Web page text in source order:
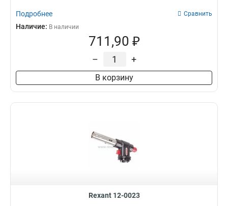
Подробнее Сравнить
Наличие: В наличии
711,90 ₽
– +
В корзину
Rexant 12-0023